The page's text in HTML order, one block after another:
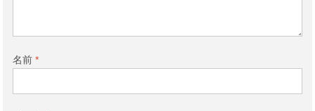
名前 *